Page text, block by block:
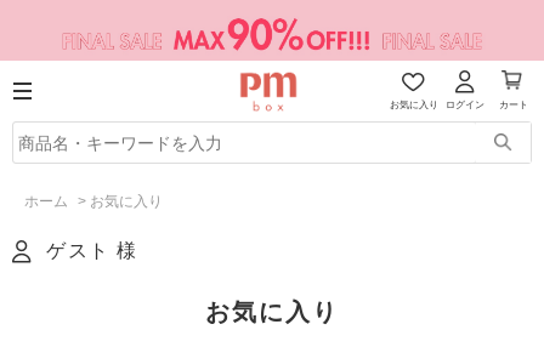
お気に入り ログイン カート
ホーム > お気に入り
ゲスト 様
お気に入り